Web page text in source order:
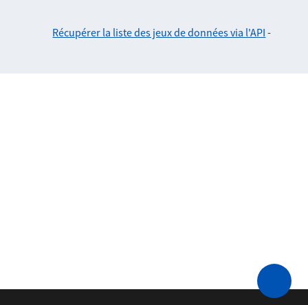
Récupérer la liste des jeux de données via l'API -